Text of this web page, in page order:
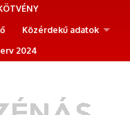
Közérdekű adatok
2024